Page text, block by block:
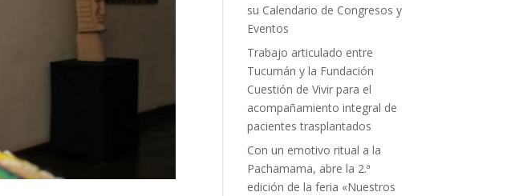
su Calendario de Congresos y
Eventos
Trabajo articulado entre
Tucumán y la Fundación
Cuestión de Vivir para el
acompañamiento integral de
pacientes trasplantados
Con un emotivo ritual a la
Pachamama, abre la 2.ª
edición de la feria «Nuestros